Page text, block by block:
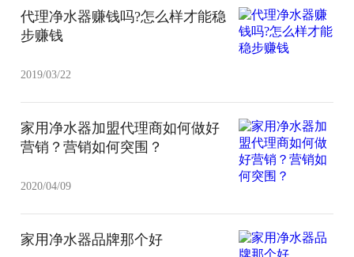
代理净水器赚钱吗?怎么样才能稳
步赚钱
2019/03/22
家用净水器加盟代理商如何做好
营销？营销如何突围？
2020/04/09
家用净水器品牌那个好